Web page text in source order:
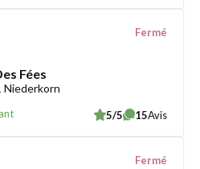
Fées
Niederkorn
Fermé
5/5 15Avis
Fermé